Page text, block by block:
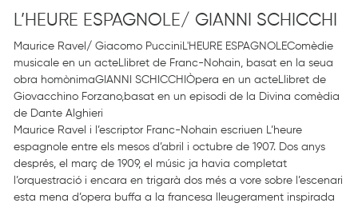
L’HEURE ESPAGNOLE/ GIANNI SCHICCHI
Maurice Ravel/ Giacomo PucciniL'HEURE ESPAGNOLEComèdie
musicale en un acteLlibret de Franc-Nohain, basat en la seua
obra homònimaGIANNI SCHICCHIÒpera en un acteLlibret de
Giovacchino Forzano,basat en un episodi de la Divina comèdia
de Dante Alghieri
Maurice Ravel i l’escriptor Franc-Nohain escriuen L’heure
espagnole entre els mesos d’abril i octubre de 1907. Dos anys
després, el març de 1909, el músic ja havia completat
l’orquestració i encara en trigarà dos més a vore sobre l’escenari
esta mena d’opera buffa a la francesa lleugerament inspirada